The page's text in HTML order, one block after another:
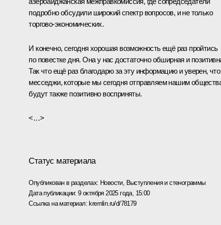
подробно обсудили широкий спектр вопросов, и не только
торгово-экономических.
И конечно, сегодня хорошая возможность ещё раз пройтись
по повестке дня. Она у нас достаточно обширная и
Так что ещё раз благодарю за эту информацию и уверен, что
месседжи, которые мы сегодня отправляем нашим
будут также позитивно восприняты.
<…>
Статус материала
Опубликован в разделах: Новости, Выступления и стенограммы
Дата публикации:9 октября 2025 года, 15:00
Ссылка на материал: kremlin.ru/d/78179